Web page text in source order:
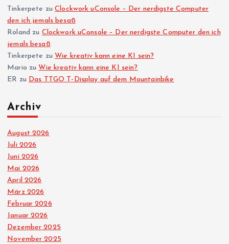
Tinkerpete zuClockwork uConsole – Der nerdigste Computer
den ich jemals besaß
Roland zu Clockwork uConsole – Der nerdigste Computer den ich
jemals besaß
Tinkerpete zu Wie kreativ kann eine KI sein?
Mario zu Wie kreativ kann eine KI sein?
ER zu Das TTGO T-Display auf dem Mountainbike
Archiv
August 2026
Juli 2026
Juni 2026
Mai 2026
April 2026
März 2026
Februar 2026
Januar 2026
Dezember 2025
November 2025